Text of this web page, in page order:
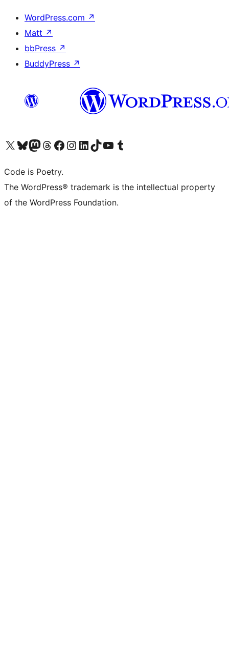
WordPress.com ↗
Matt ↗
bbPress ↗
BuddyPress ↗
Visita il nostro account X (ex Twitter)
Visita il nostro account Bluesky
Visita il nostro account Mastodon
Visita il nostro account Threads
Visita la nostra pagina Facebook
Visita il nostro account Instagram
Visita il nostro account LinkedIn
Visita il nostro account TikTok
Visita il nostro canale YouTube
Visita il nostro account Tumblr
Code is Poetry.
The WordPress® trademark is the intellectual property
of the WordPress Foundation.